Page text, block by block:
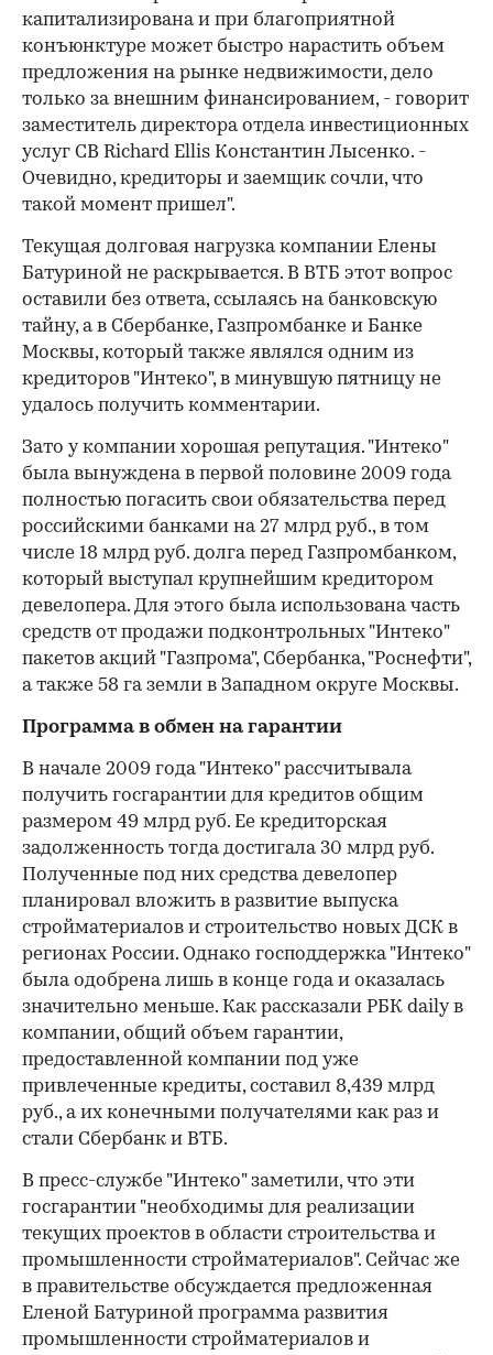
капитализирована и при благоприятной
конъюнктуре может быстро нарастить объем
предложения на рынке недвижимости, дело
только за внешним финансированием, - говорит
заместитель директора отдела инвестиционных
услуг CB Richard Ellis Константин Лысенко. -
Очевидно, кредиторы и заемщик сочли, что
такой момент пришел".
Текущая долговая нагрузка компании Елены
Батуриной не раскрывается. В ВТБ этот вопрос
оставили без ответа, ссылаясь на банковскую
тайну, а в Сбербанке, Газ­промбанке и Банке
Москвы, который также являлся одним из
кредиторов "Интеко", в минувшую пятницу не
удалось получить комментарии.
Зато у компании хорошая репутация. "Интеко"
была вынуждена в первой половине 2009 года
полностью погасить свои обязательства перед
российскими банками на 27 млрд руб., в том
числе 18 млрд руб. долга перед Газпромбанком,
который выступал крупнейшим кредитором
девелопера. Для этого была использована часть
средств от продажи подконтрольных "Интеко"
пакетов акций "Газпрома", Сбербанка, "Роснефти",
а также 58 га земли в Западном округе Москвы.
Программа в обмен на гарантии
В начале 2009 года "Интеко" рассчитывала
получить госгарантии для кредитов общим
размером 49 млрд руб. Ее кредиторская
задолженность тогда достигала 30 млрд руб.
Полученные под них средства девелопер
планировал вложить в развитие выпуска
стройматериалов и строительство новых ДСК в
регионах России. Однако господдержка "Интеко"
была одобрена лишь в конце года и оказалась
значительно меньше. Как рассказали РБК daily в
компании, общий объем гарантии,
предоставленной компании под уже
привлеченные кредиты, составил 8,439 млрд
руб., а их конечными получателями как раз и
стали Сбербанк и ВТБ.
В пресс-службе "Интеко" заметили, что эти
госгарантии "необходимы для реализации
текущих проектов в области строительства и
промышленности стройматериалов". Сейчас же
в правительстве обсуждается предложенная
Еленой Батуриной программа развития
промышленности стройматериалов и